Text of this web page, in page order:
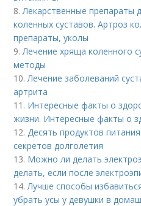
8.Лекарственные препараты
коленных суставов. Артроз
препараты, уколы
9.Лечение хряща коленного
методы
10.Лечение заболеваний
артрита
11. Интересные факты о
жизни. Интересные факты о
12.Десять продуктов
секретов долголетия
13. Можно ли делать
делать, если после
14.Лучше способы
убрать усы у девушки в